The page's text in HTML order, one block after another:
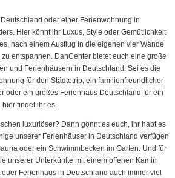
oder einer Ferienwohnung in
Hier könnt ihr Luxus, Style oder Gemütlichkeit
nach einem Ausflug in die eigenen vier Wände
entspannen. DanCenter bietet euch eine große
und Ferienhäusern in Deutschland. Sei es die
für den Städtetrip, ein familienfreundlicher
oder ein großes Ferienhaus Deutschland für ein
findet ihr es.
luxuriöser? Dann gönnt es euch, ihr habt es
unserer Ferienhäuser in Deutschland verfügen
oder ein Schwimmbecken im Garten. Und für
unserer Unterkünfte mit einem offenen Kamin
Ferienhaus in Deutschland auch immer viel